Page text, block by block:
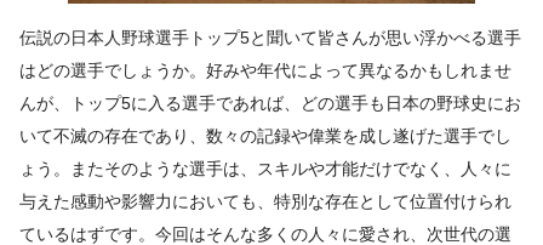
伝説の日本人野球選手トップ5と聞いて皆さんが思い浮かべる選手
はどの選手でしょうか。好みや年代によって異なるかもしれませ
んが、トップ5に入る選手であれば、どの選手も日本の野球史にお
いて不滅の存在であり、数々の記録や偉業を成し遂げた選手でし
ょう。またそのような選手は、スキルや才能だけでなく、人々に
与えた感動や影響力においても、特別な存在として位置付けられ
ているはずです。今回はそんな多くの人々に愛され、次世代の選